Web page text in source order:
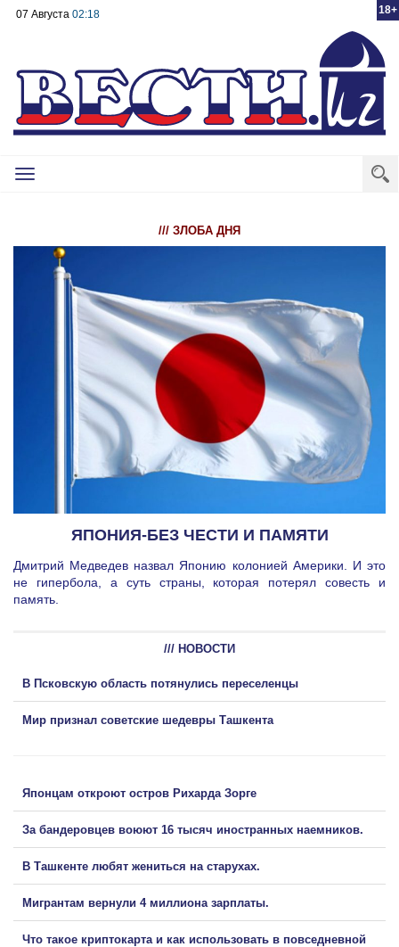
18+
07 Августа 02:18
Toggle
/// ЗЛОБА ДНЯ
ЯПОНИЯ-БЕЗ ЧЕСТИ И ПАМЯТИ
Дмитрий Медведев назвал Японию колонией Америки. И это
не гипербола, а суть страны, которая потерял совесть и
память.
/// НОВОСТИ
В Псковскую область потянулись переселенцы
Мир признал советские шедевры Ташкента
Японцам откроют остров Рихарда Зорге
За бандеровцев воюют 16 тысяч иностранных наемников.
В Ташкенте любят жениться на старухах.
Мигрантам вернули 4 миллиона зарплаты.
Что такое криптокарта и как использовать в повседневной